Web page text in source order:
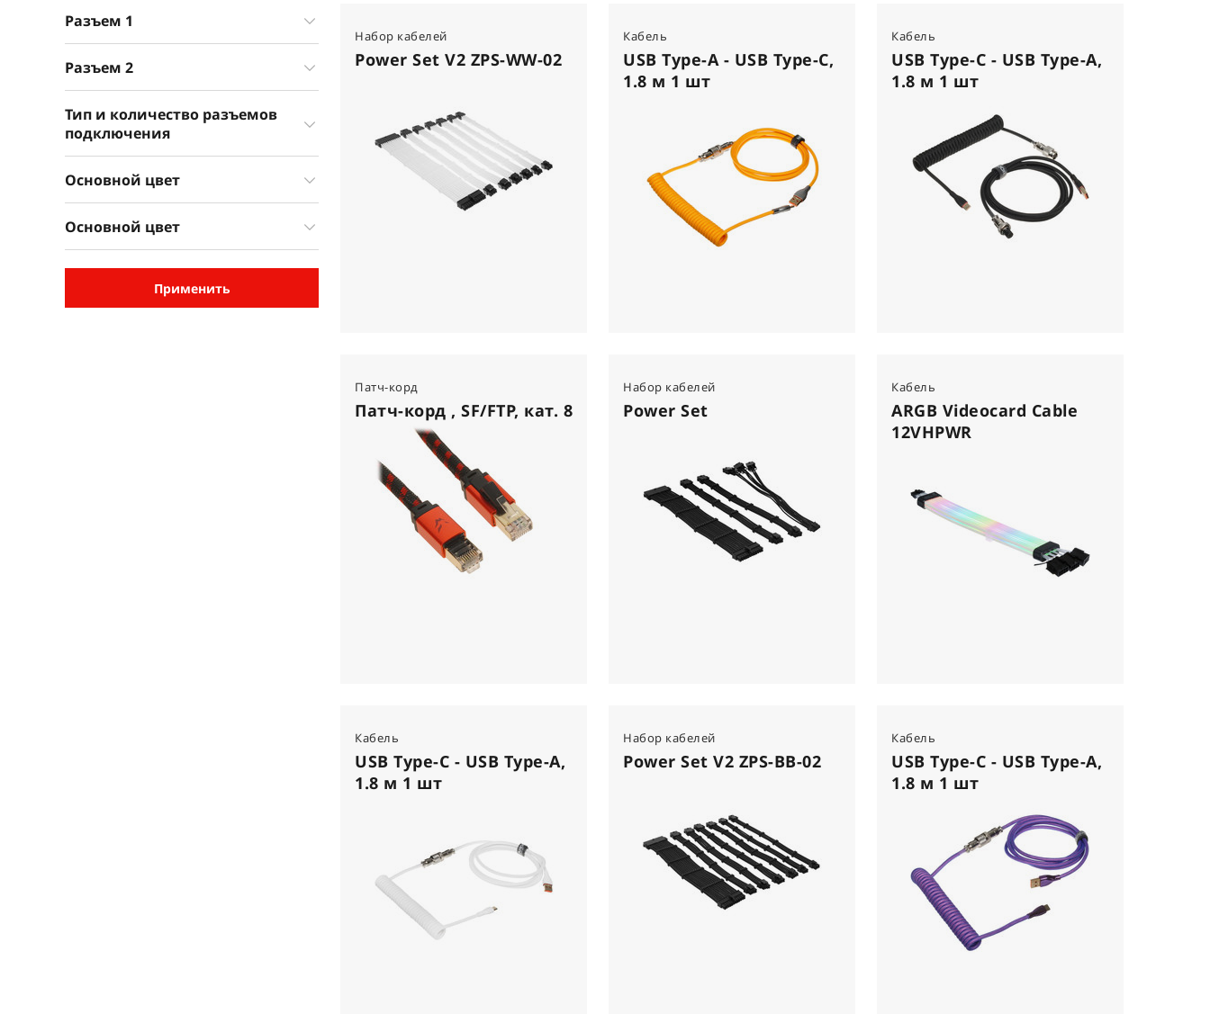
Разъем 1
Разъем 2
Тип и количество разъемов
подключения
Основной цвет
Основной цвет
Применить
Набор кабелей
Power Set V2 ZPS-WW-02
Кабель
USB Type-A - USB Type-C,
1.8 м 1 шт
Кабель
USB Type-C - USB Type-A,
1.8 м 1 шт
Патч-корд
Патч-корд , SF/FTP, кат. 8
Набор кабелей
Power Set
Кабель
ARGB Videocard Cable
12VHPWR
Кабель
USB Type-C - USB Type-A,
1.8 м 1 шт
Набор кабелей
Power Set V2 ZPS-BB-02
Кабель
USB Type-C - USB Type-A,
1.8 м 1 шт